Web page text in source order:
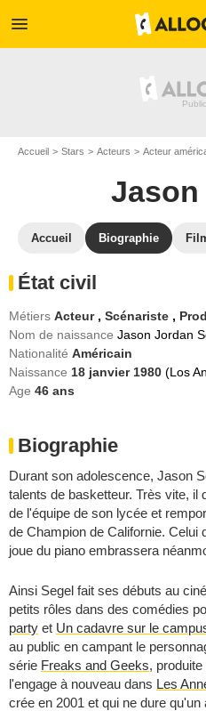
menu
Accueil Stars Acteurs Acteur
Jason
Accueil Biographie
État civil
Métiers Acteur , Scénariste ,
Nom de naissance Jason Jordan
Nationalité Américain
Naissance 18 janvier 1980 (Los
Age 46 ans
Biographie
Durant son adolescence, Jason
talents de basketteur. Très vite, il
de l'équipe de son lycée et
de Champion de Californie. Celui
joue du piano embrassera
Ainsi Segel fait ses débuts au
petits rôles dans des comédies
party et Un cadavre sur le
au public en campant le
série Freaks and Geeks, produite
l'engage à nouveau dans Les
crée en 2001 et qui ne dure